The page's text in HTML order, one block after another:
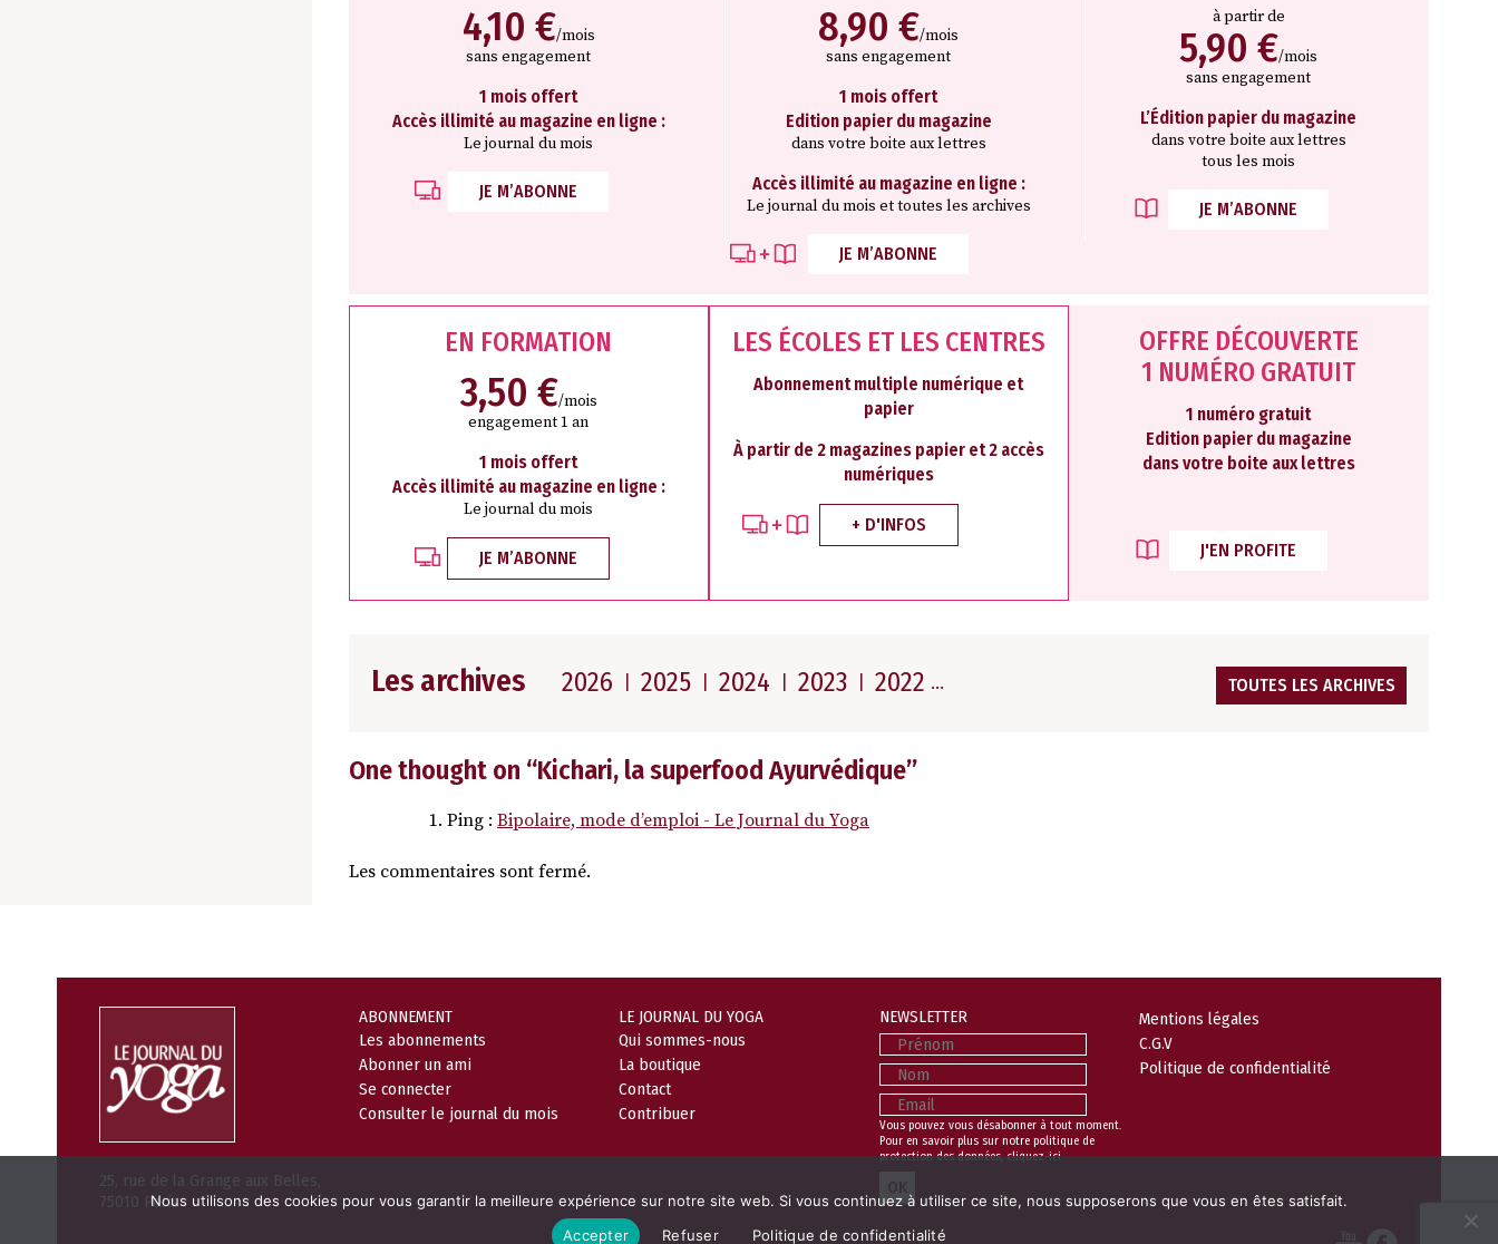
4,10 €/mois
sans engagement
1 mois offert
Accès illimité au magazine en ligne :
Le journal du mois
JE M’ABONNE
8,90 €/mois
sans engagement
1 mois offert
Edition papier du magazine
dans votre boite aux lettres
Accès illimité au magazine en ligne :
Le journal du mois et toutes les archives
JE M’ABONNE
à partir de
5,90 €/mois
sans engagement
L’Édition papier du magazine
dans votre boite aux lettres
tous les mois
JE M’ABONNE
EN FORMATION
3,50 €/mois
engagement 1 an
1 mois offert
Accès illimité au magazine en ligne :
Le journal du mois
JE M’ABONNE
LES ÉCOLES ET LES CENTRES
Abonnement multiple numérique et
papier
À partir de 2 magazines papier et 2 accès
numériques
+ D'INFOS
OFFRE DÉCOUVERTE
1 NUMÉRO GRATUIT
1 numéro gratuit
Edition papier du magazine
dans votre boite aux lettres
J'EN PROFITE
Les archives 2026 2025 2024 2023 2022 TOUTES LES ARCHIVES
One thought on “Kichari, la superfood Ayurvédique”
Ping : Bipolaire, mode d’emploi - Le Journal du Yoga
Les commentaires sont fermé.
25, rue de la Grange aux Belles,
75010 Paris
ABONNEMENT
Les abonnements
Abonner un ami
Se connecter
Consulter le journal du mois
LE JOURNAL DU YOGA
Qui sommes-nous
La boutique
Contact
Contribuer
NEWSLETTER
Prénom
Nom
Email
Vous pouvez vous désabonner à tout moment.
Pour en savoir plus sur notre politique de
protection des données,cliquez-ici
Mentions légales
C.G.V
Politique de confidentialité
Nous utilisons des cookies pour vous garantir la meilleure expérience sur notre site web. Si vous continuez à utiliser ce site, nous supposerons que vous en êtes satisfait.
Accepter
Refuser Politique de confidentialité